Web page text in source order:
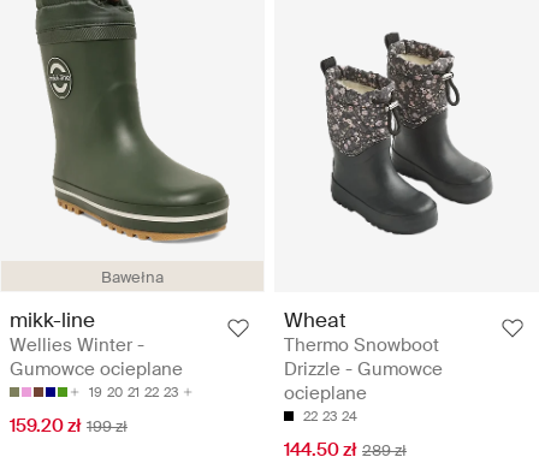
Bawełna
mikk-line
Wellies Winter -
Gumowce ocieplane
19 20 21 22 23
159.20 zł 199 zł
Wheat
Thermo Snowboot
Drizzle - Gumowce
ocieplane
22 23 24
144.50 zł 289 zł